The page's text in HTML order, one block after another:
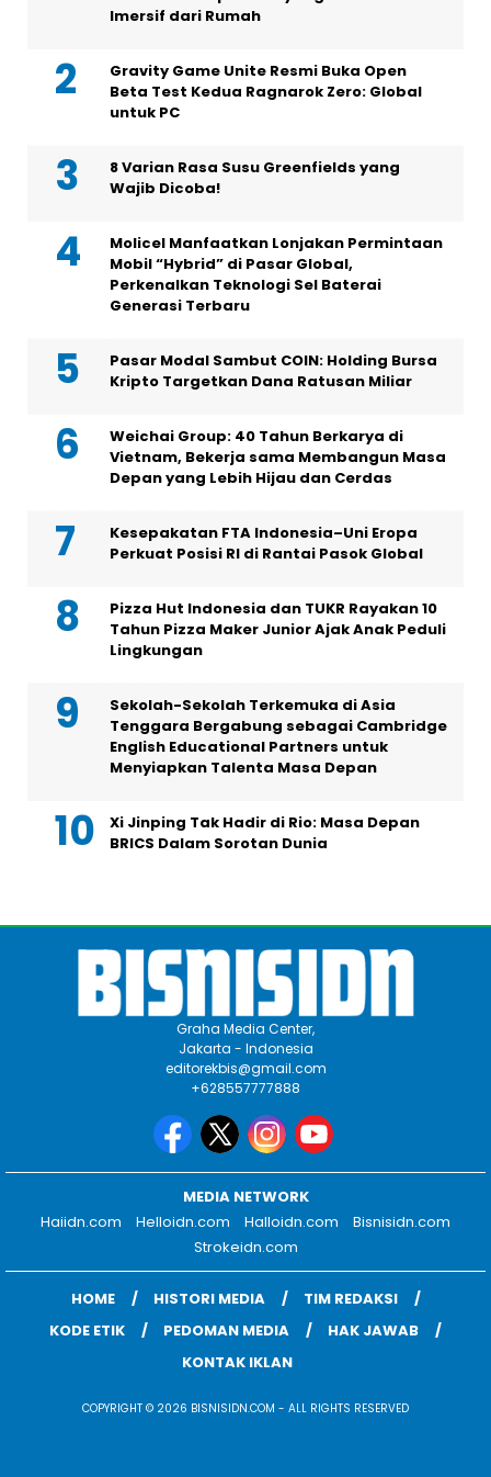
Imersif dari Rumah
Gravity Game Unite Resmi Buka Open
Beta Test Kedua Ragnarok Zero: Global
untuk PC
8 Varian Rasa Susu Greenfields yang
Wajib Dicoba!
Molicel Manfaatkan Lonjakan Permintaan
Mobil “Hybrid” di Pasar Global,
Perkenalkan Teknologi Sel Baterai
Generasi Terbaru
Pasar Modal Sambut COIN: Holding Bursa
Kripto Targetkan Dana Ratusan Miliar
Weichai Group: 40 Tahun Berkarya di
Vietnam, Bekerja sama Membangun Masa
Depan yang Lebih Hijau dan Cerdas
Kesepakatan FTA Indonesia–Uni Eropa
Perkuat Posisi RI di Rantai Pasok Global
Pizza Hut Indonesia dan TUKR Rayakan 10
Tahun Pizza Maker Junior Ajak Anak Peduli
Lingkungan
Sekolah-Sekolah Terkemuka di Asia
Tenggara Bergabung sebagai Cambridge
English Educational Partners untuk
Menyiapkan Talenta Masa Depan
Xi Jinping Tak Hadir di Rio: Masa Depan
BRICS Dalam Sorotan Dunia
Graha Media Center,
Jakarta - Indonesia
editorekbis@gmail.com
+628557777888
MEDIA NETWORK
Haiidn.com
Helloidn.com Halloidn.com
Bisnisidn.com
Strokeidn.com
HOME HISTORI MEDIA
TIM REDAKSI
KODE ETIK
PEDOMAN MEDIA
HAK JAWAB
KONTAK IKLAN
COPYRIGHT © 2026 BISNISIDN.COM - ALL RIGHTS RESERVED